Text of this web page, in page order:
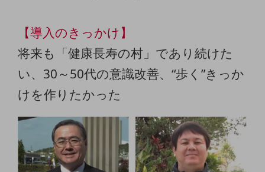
通信モジュール製品
衛星携帯電話
IOT完了済みメーカーブランド製品
料金
ドコモBiz データ無制限 ドコモ MAX ドコモ mini ドコモBiz かけ放題
ケータイプラン
【導入のきっかけ】
将来も「健康長寿の村」であり続けた
い、30～50代の意識改善、“歩く”きっか
けを作りたかった